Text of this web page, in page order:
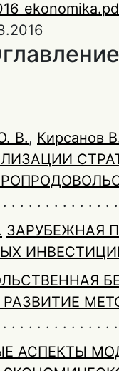
В., Кирсанов
ЗАРУБЕЖНАЯ
АСПЕКТЫ